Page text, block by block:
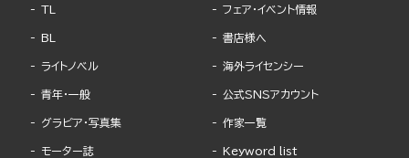
TL
BL
ライトノベル
青年・一般
グラビア・写真集
モーター誌
フェア・イベント情報
書店様へ
海外ライセンシー
公式SNSアカウント
作家一覧
Keyword list